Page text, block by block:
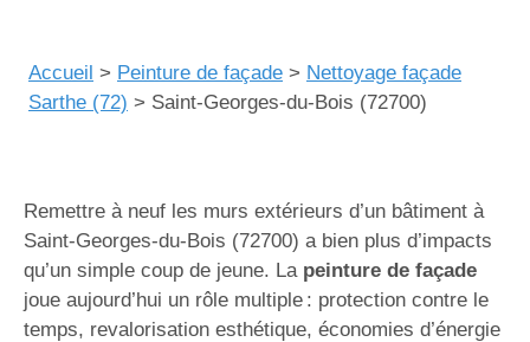
Accueil > Peinture de façade > Nettoyage façade
Sarthe (72) > Saint-Georges-du-Bois (72700)
Remettre à neuf les murs extérieurs d’un bâtiment à
Saint-Georges-du-Bois (72700) a bien plus d’impacts
qu’un simple coup de jeune. La peinture de façade
joue aujourd’hui un rôle multiple : protection contre le
temps, revalorisation esthétique, économies d’énergie